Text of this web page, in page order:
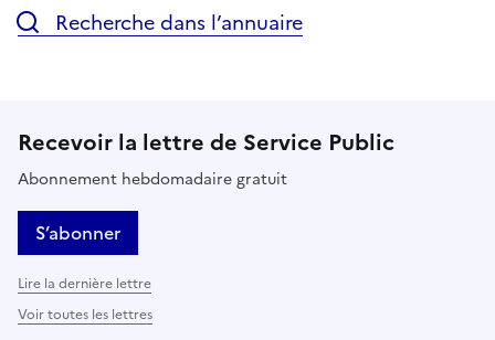
Recherche dans l’annuaire
Recevoir la lettre de Service Public
Abonnement hebdomadaire gratuit
S’abonner
Lire la dernière lettre
Voir toutes les lettres